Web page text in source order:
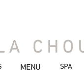
SPA
MENU